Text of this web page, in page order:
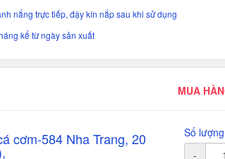
nắng trực tiếp, đậy kín nắp sau khi sử dụng
kể từ ngày sản xuất
MUA
cơm-584 Nha Trang, 20
Số
-